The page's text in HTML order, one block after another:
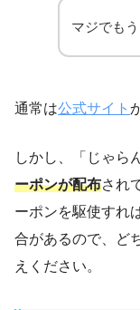
マジでも
通常は公式サイト
しかし、「じゃら
ーポンが配布され
ーポンを駆使すれ
合があるので、ど
えください。